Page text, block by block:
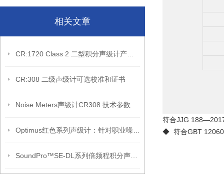
相关文章
CR:308 二级声级计可选校准和证书
Noise Meters声级计CR308 技术参数
符合JJG
◆ 符合GBT